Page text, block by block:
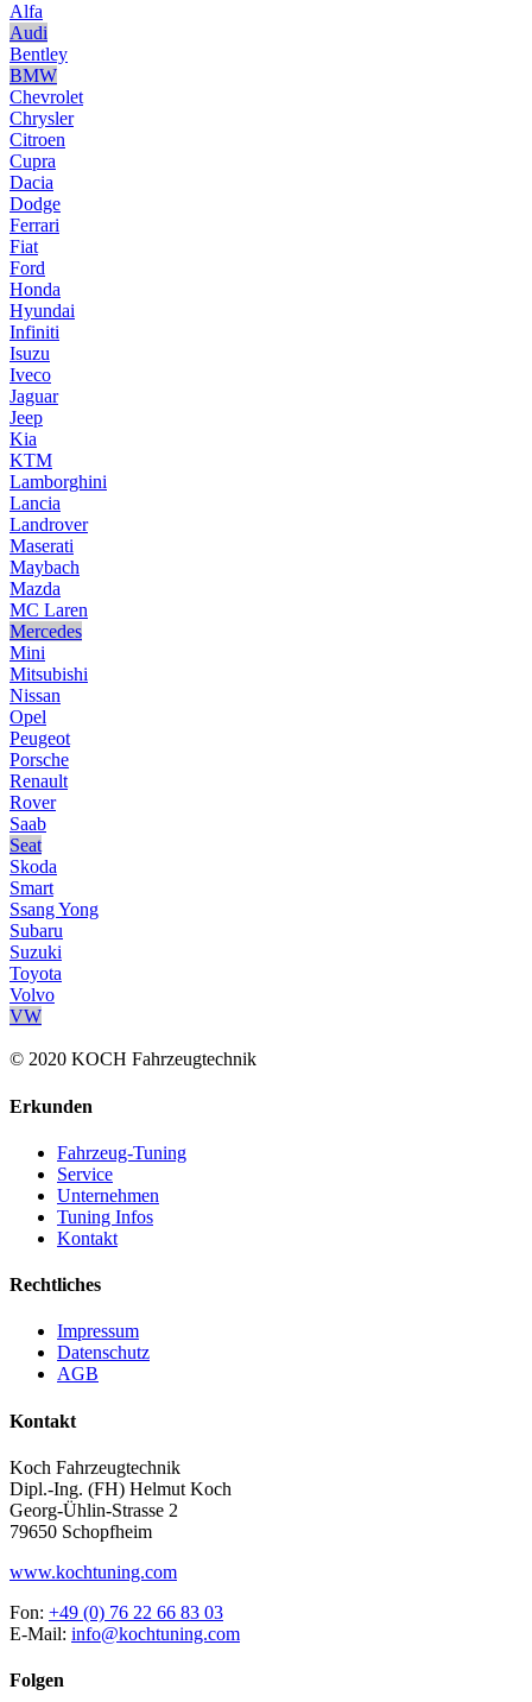
Alfa
Audi
Bentley
BMW
Chevrolet
Chrysler
Citroen
Cupra
Dacia
Dodge
Ferrari
Fiat
Ford
Honda
Hyundai
Infiniti
Isuzu
Iveco
Jaguar
Jeep
Kia
KTM
Lamborghini
Lancia
Landrover
Maserati
Maybach
Mazda
MC Laren
Mercedes
Mini
Mitsubishi
Nissan
Opel
Peugeot
Porsche
Renault
Rover
Saab
Seat
Skoda
Smart
Ssang Yong
Subaru
Suzuki
Toyota
Volvo
VW
© 2020 KOCH Fahrzeugtechnik
Erkunden
Fahrzeug-Tuning
Service
Unternehmen
Tuning Infos
Kontakt
Rechtliches
Impressum
Datenschutz
AGB
Kontakt
Koch Fahrzeugtechnik
Dipl.-Ing. (FH) Helmut Koch
Georg-Ühlin-Strasse 2
79650 Schopfheim
www.kochtuning.com
Fon: +49 (0) 76 22 66 83 03
E-Mail: info@kochtuning.com
Folgen